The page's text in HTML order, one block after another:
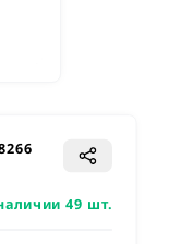
49 шт.